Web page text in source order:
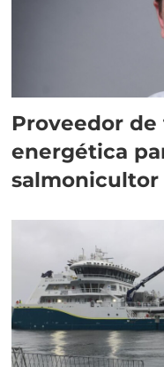
Proveedor
energética